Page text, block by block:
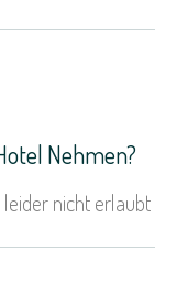
Nehmen?
nicht erlaubt